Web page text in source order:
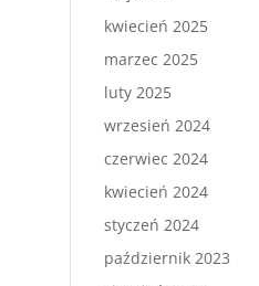
kwiecień 2025
marzec 2025
luty 2025
wrzesień 2024
czerwiec 2024
kwiecień 2024
styczeń 2024
październik 2023